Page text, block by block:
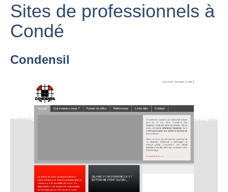
Sites de professionnels à
Condé
Condensil